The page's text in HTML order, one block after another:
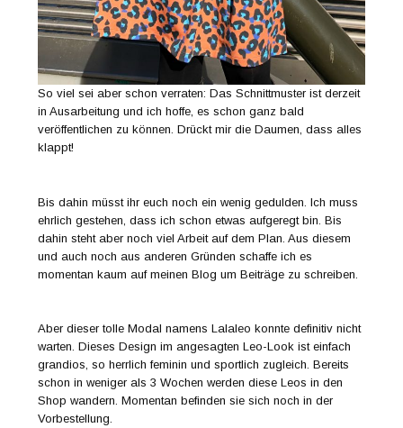
So viel sei aber schon verraten: Das Schnittmuster ist derzeit
in Ausarbeitung und ich hoffe, es schon ganz bald
veröffentlichen zu können. Drückt mir die Daumen, dass alles
klappt!
Bis dahin müsst ihr euch noch ein wenig gedulden. Ich muss
ehrlich gestehen, dass ich schon etwas aufgeregt bin. Bis
dahin steht aber noch viel Arbeit auf dem Plan. Aus diesem
und auch noch aus anderen Gründen schaffe ich es
momentan kaum auf meinen Blog um Beiträge zu schreiben.
Aber dieser tolle Modal namens Lalaleo konnte definitiv nicht
warten. Dieses Design im angesagten Leo-Look ist einfach
grandios, so herrlich feminin und sportlich zugleich. Bereits
schon in weniger als 3 Wochen werden diese Leos in den
Shop wandern. Momentan befinden sie sich noch in der
Vorbestellung.